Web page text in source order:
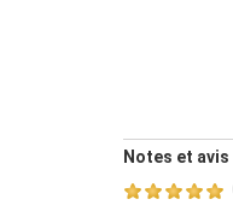
Notes et